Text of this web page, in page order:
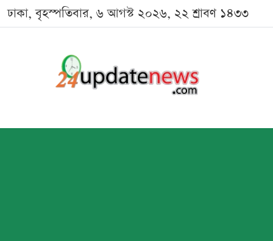
ঢাকা, বৃহস্পতিবার, ৬ আগস্ট ২০২৬, ২২ শ্রাবণ ১৪৩৩